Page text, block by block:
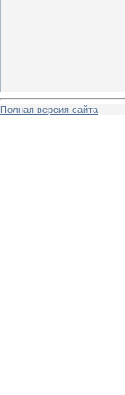
Полная версия сайта